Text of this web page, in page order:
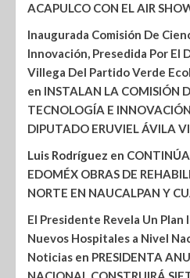
ACAPULCO CON EL AIR
Inaugurada Comisión De
Innovación, Presedida Por El
Villega Del Partido Verde
en INSTALAN LA COMISIÓN
TECNOLOGÍA E
DIPUTADO ERUVIEL ÁVILA
Luis Rodríguez en
EDOMÉX OBRAS DE
NORTE EN NAUCALPAN Y
El Presidente Revela Un
Nuevos Hospitales a Nivel
Noticias en PRESIDENTA